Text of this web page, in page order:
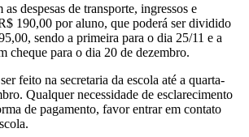
despesas de transporte, ingressos e
190,00 por aluno, que poderá ser dividido
sendo a primeira para o dia 25/11 e a
cheque para o dia 20 de dezembro.
feito na secretaria da escola até a quarta-
Qualquer necessidade de esclarecimento
de pagamento, favor entrar em contato